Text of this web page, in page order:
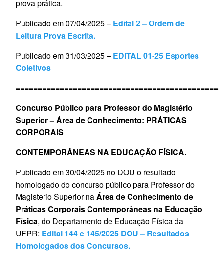
prova prática.
Publicado em 07/04/2025 – Edital 2 – Ordem de
Leitura Prova Escrita.
Publicado em 31/03/2025 – EDITAL 01-25 Esportes
Coletivos
Concurso Público para Professor do Magistério
Superior – Área de Conhecimento: PRÁTICAS
CORPORAIS
CONTEMPORÂNEAS NA EDUCAÇÃO FÍSICA.
Publicado em 30/04/2025 no DOU o resultado
homologado do concurso público para Professor do
Magisterio Superior naÁrea de Conhecimento de
Práticas Corporais Contemporâneas na Educação
Física, do Departamento de Educação Física da
UFPR: Edital 144 e 145/2025 DOU – Resultados
Homologados dos Concursos.